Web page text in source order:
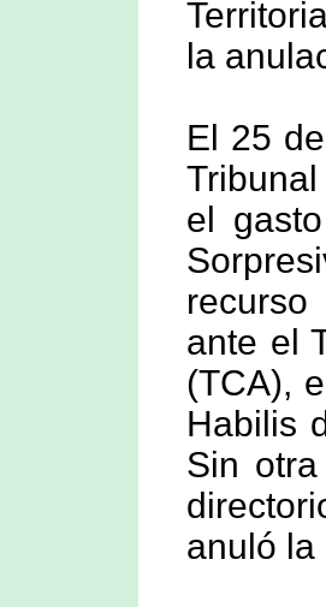
la
El 25
el
ante el
(TCA),
Habilis
Sin
anuló la